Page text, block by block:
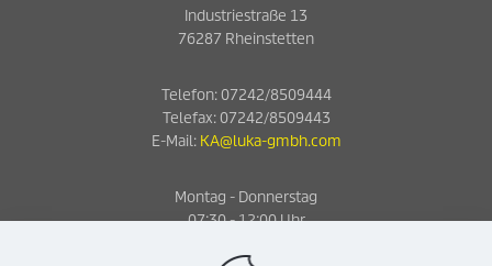
Industriestraße 13
76287 Rheinstetten
Telefon: 07242/8509444
Telefax: 07242/8509443
E-Mail: KA@luka-gmbh.com
Montag - Donnerstag
07:30 - 12:00 Uhr